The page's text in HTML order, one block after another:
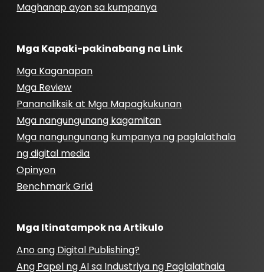
Maghanap ayon sa kumpanya
Mga Kapaki-pakinabang na Link
Mga Kaganapan
Mga Review
Pananaliksik at Mga Mapagkukunan
Mga nangungunang kagamitan
Mga nangungunang kumpanya ng paglalathala
ng digital media
Opinyon
Benchmark Grid
Mga Itinatampok na Artikulo
Ano ang Digital Publishing?
Ang Papel ng AI sa Industriya ng Paglalathala